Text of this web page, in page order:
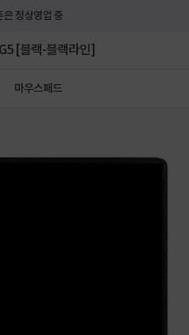
정상영업 중
[QSENN] 마우스패드, Q-G5 [블랙-블랙라인]
마우스패드